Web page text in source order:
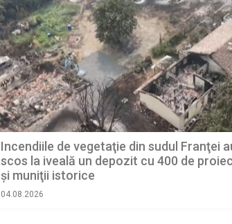
Incendiile de vegetaţie din sudul Franţei
scos la iveală un depozit cu 400 de
şi muniţii istorice
04.08.2026